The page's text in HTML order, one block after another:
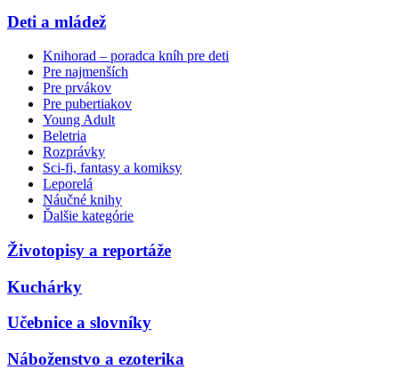
Deti a mládež
Knihorad – poradca kníh pre deti
Pre najmenších
Pre prvákov
Pre pubertiakov
Young Adult
Beletria
Rozprávky
Sci-fi, fantasy a komiksy
Leporelá
Náučné knihy
Ďalšie kategórie
Životopisy a reportáže
Kuchárky
Učebnice a slovníky
Náboženstvo a ezoterika